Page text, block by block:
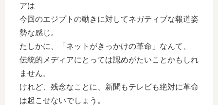
アは
今回のエジプトの動きに対してネガティブな報道姿
勢な感じ。
たしかに、「ネットがきっかけの革命」なんて、
伝統的メディアにとっては認めがたいことかもしれ
ません。
けれど、残念なことに、新聞もテレビも絶対に革命
は起こせないでしょう。